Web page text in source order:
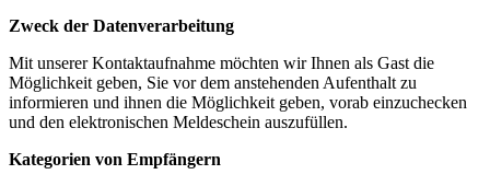
Zweck der Datenverarbeitung
Mit unserer Kontaktaufnahme möchten wir Ihnen als Gast die
Möglichkeit geben, Sie vor dem anstehenden Aufenthalt zu
informieren und ihnen die Möglichkeit geben, vorab einzuchecken
und den elektronischen Meldeschein auszufüllen.
Kategorien von Empfängern